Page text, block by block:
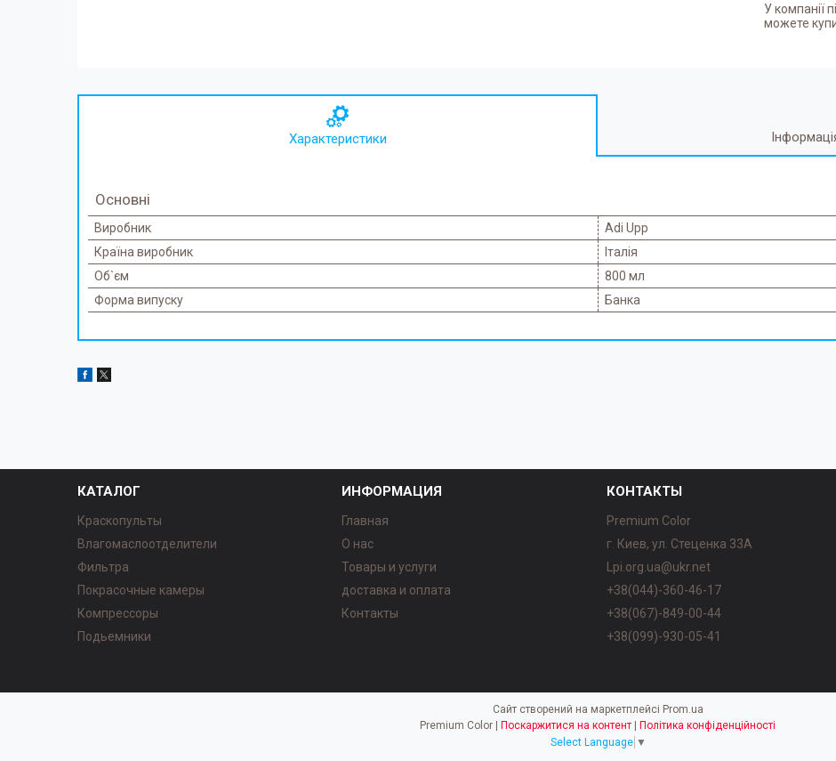
У компанії
можете
Характеристики
Основні
Виробник
Adi Upp
Країна виробник
Італія
Об`єм
800 мл
Форма випуску
Банка
КАТАЛОГ
Краскопульты
Влагомаслоотделители
Фильтра
Покрасочные камеры
Компрессоры
Подьемники
ИНФОРМАЦИЯ
Главная
О нас
Товары и услуги
доставка и оплата
Контакты
КОНТАКТЫ
Premium Color
г. Киев, ул. Стеценка 33А
Lpi.org.ua@ukr.net
+38(044)-360-46-17
+38(067)-849-00-44
+38(099)-930-05-41
Сайт створений на маркетплейсі Prom.ua
Premium Color | Поскаржитися на контент | Політика конфіденційності
Select Language ▼